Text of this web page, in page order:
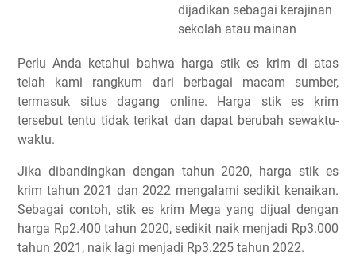
dijadikan sebagai kerajinan
sekolah atau mainan
Perlu Anda ketahui bahwa harga stik es krim di atas
telah kami rangkum dari berbagai macam sumber,
termasuk situs dagang online. Harga stik es krim
tersebut tentu tidak terikat dan dapat berubah sewaktu-
waktu.
Jika dibandingkan dengan tahun 2020, harga stik es
krim tahun 2021 dan 2022 mengalami sedikit kenaikan.
Sebagai contoh, stik es krim Mega yang dijual dengan
harga Rp2.400 tahun 2020, sedikit naik menjadi Rp3.000
tahun 2021, naik lagi menjadi Rp3.225 tahun 2022.